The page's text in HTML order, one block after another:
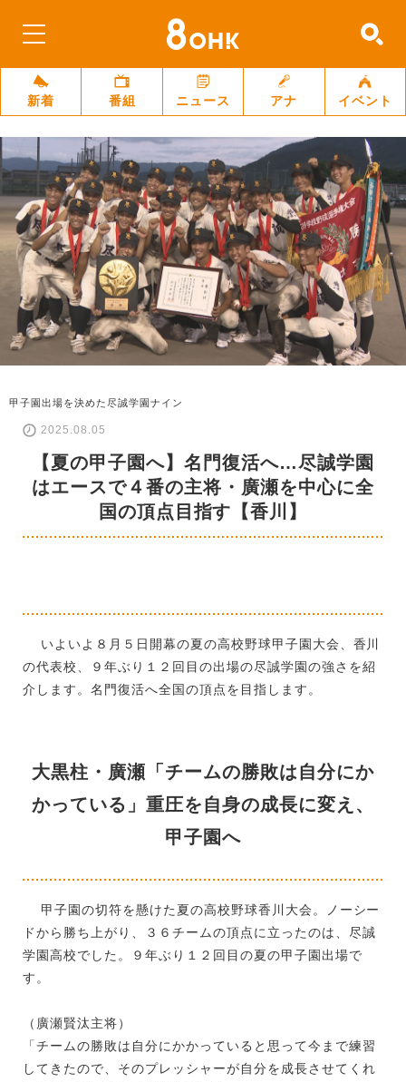
新着 番組 ニュース アナ イベント
甲子園出場を決めた尽誠学園ナイン
2025.08.05
【夏の甲子園へ】名門復活へ…尽誠学園
はエースで４番の主将・廣瀬を中心に全
国の頂点目指す【香川】
いよいよ８月５日開幕の夏の高校野球甲子園大会、香川
の代表校、９年ぶり１２回目の出場の尽誠学園の強さを紹
介します。名門復活へ全国の頂点を目指します。
大黒柱・廣瀬「チームの勝敗は自分にか
かっている」重圧を自身の成長に変え、
甲子園へ
甲子園の切符を懸けた夏の高校野球香川大会。ノーシー
ドから勝ち上がり、３６チームの頂点に立ったのは、尽誠
学園高校でした。９年ぶり１２回目の夏の甲子園出場で
す。
（廣瀬賢汰主将）
「チームの勝敗は自分にかかっていると思って今まで練習
してきたので、そのプレッシャーが自分を成長させてくれ